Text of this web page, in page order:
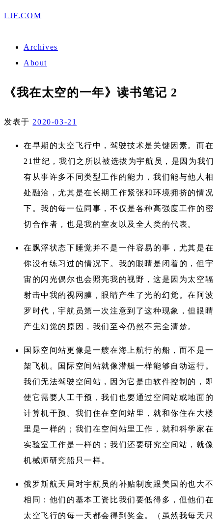
LJF.COM
Archives
About
《我在太空的一年》读书笔记 2
发表于 2020-03-21
在早期的太空飞行中，驾驶技术是关键因素。而在
21世纪，我们之所以被选拔为宇航员，是因为我们
有从事许多不同类型工作的能力，我们能与他人相
处融洽，尤其是在长期工作紧张和环境拥挤的情况
下。我的每一位同事，不仅是各种高强度工作的密
切合作者，也是我的室友以及全人类的代表。
在飘浮状态下睡觉并不是一件容易的事，尤其是在
你没有练习过的情况下。我的眼睛是闭着的，但宇
宙的闪光偶尔也会照亮我的视野，这是因为太空辐
射击中我的视网膜，眼睛产生了光的幻觉。在阿波
罗时代，宇航员第一次注意到了这种现象，但眼睛
产生幻觉的原因，我们至今仍然不完全清楚。
国际空间站更像是一艘在海上航行的船，而不是一
架飞机。国际空间站就像潜艇一样能够自动运行。
我们无法驾驶空间站，因为它是由软件控制的，即
使它需要人工干预，我们也要通过空间站或地面的
计算机干预。我们住在空间站里，就和你住在大楼
里是一样的；我们在空间站里工作，就和科学家在
实验室工作是一样的；我们还要研究空间站，就像
机械师研究船只一样。
俄罗斯航天局对宇航员的补贴制度跟美国的也大不
相同：他们的基本工资比我们要低得多，但他们在
太空飞行的每一天都会得到奖金。（虽然我每天只